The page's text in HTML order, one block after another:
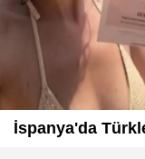
İspanya'da